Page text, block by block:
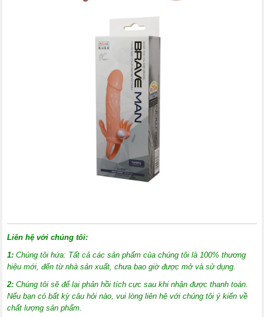
Liên hệ với chúng tôi:
1: Chúng tôi hứa: Tất cả các sản phẩm của chúng tôi là 100% thương
hiệu mới, đến từ nhà sản xuất, chưa bao giờ được mở và sử dụng.
2: Chúng tôi sẽ để lại phản hồi tích cực sau khi nhận được thanh toán.
Nếu bạn có bất kỳ câu hỏi nào, vui lòng liên hệ với chúng tôi ý kiến về
chất lượng sản phẩm.